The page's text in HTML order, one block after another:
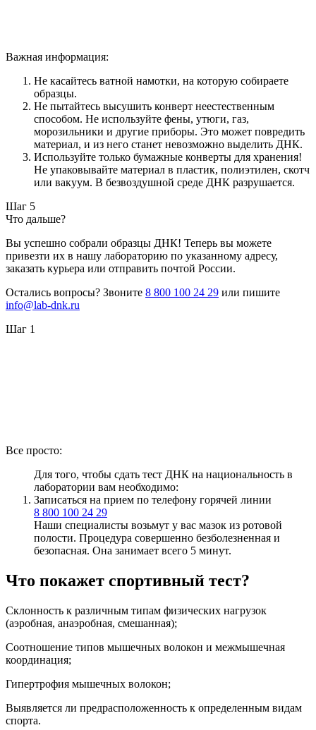
Важная информация:
Не касайтесь ватной намотки, на которую собираете
образцы.
Не пытайтесь высушить конверт неестественным
способом. Не используйте фены, утюги, газ,
морозильники и другие приборы. Это может повредить
материал, и из него станет невозможно выделить ДНК.
Используйте только бумажные конверты для хранения!
Не упаковывайте материал в пластик, полиэтилен, скотч
или вакуум. В безвоздушной среде ДНК разрушается.
Шаг 5
Что дальше?
Вы успешно собрали образцы ДНК! Теперь вы можете
привезти их в нашу лабораторию по указанному адресу,
заказать курьера или отправить почтой России.
Остались вопросы? Звоните 8 800 100 24 29 или пишите
info@lab-dnk.ru
Шаг 1
Все просто:
Для того, чтобы сдать тест ДНК на национальность в
лаборатории вам необходимо:
Записаться на прием по телефону горячей линии
8 800 100 24 29
Наши специалисты возьмут у вас мазок из ротовой
полости. Процедура совершенно безболезненная и
безопасная. Она занимает всего 5 минут.
Что покажет спортивный тест?
Склонность к различным типам физических нагрузок
(аэробная, анаэробная, смешанная);
Соотношение типов мышечных волокон и межмышечная
координация;
Гипертрофия мышечных волокон;
Выявляется ли предрасположенность к определенным видам
спорта.